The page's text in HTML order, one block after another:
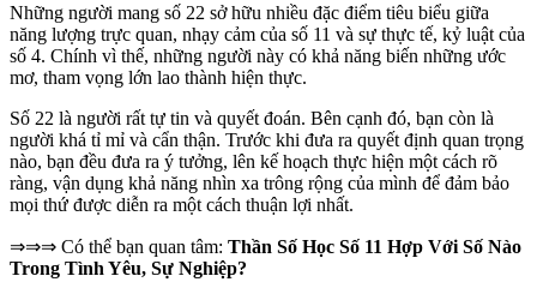
Những người mang số 22 sở hữu nhiều đặc điểm tiêu biểu giữa
năng lượng trực quan, nhạy cảm của số 11 và sự thực tế, kỷ luật của
số 4. Chính vì thế, những người này có khả năng biến những ước
mơ, tham vọng lớn lao thành hiện thực.
Số 22 là người rất tự tin và quyết đoán. Bên cạnh đó, bạn còn là
người khá tỉ mỉ và cẩn thận. Trước khi đưa ra quyết định quan trọng
nào, bạn đều đưa ra ý tưởng, lên kế hoạch thực hiện một cách rõ
ràng, vận dụng khả năng nhìn xa trông rộng của mình để đảm bảo
mọi thứ được diễn ra một cách thuận lợi nhất.
⇒⇒⇒ Có thể bạn quan tâm: Thần Số Học Số 11 Hợp Với Số Nào
Trong Tình Yêu, Sự Nghiệp?